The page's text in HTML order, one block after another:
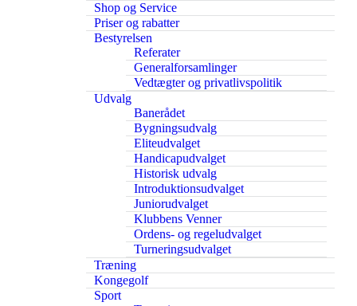
Shop og Service
Priser og rabatter
Bestyrelsen
Referater
Generalforsamlinger
Vedtægter og privatlivspolitik
Udvalg
Banerådet
Bygningsudvalg
Eliteudvalget
Handicapudvalget
Historisk udvalg
Introduktionsudvalget
Juniorudvalget
Klubbens Venner
Ordens- og regeludvalget
Turneringsudvalget
Træning
Kongegolf
Sport